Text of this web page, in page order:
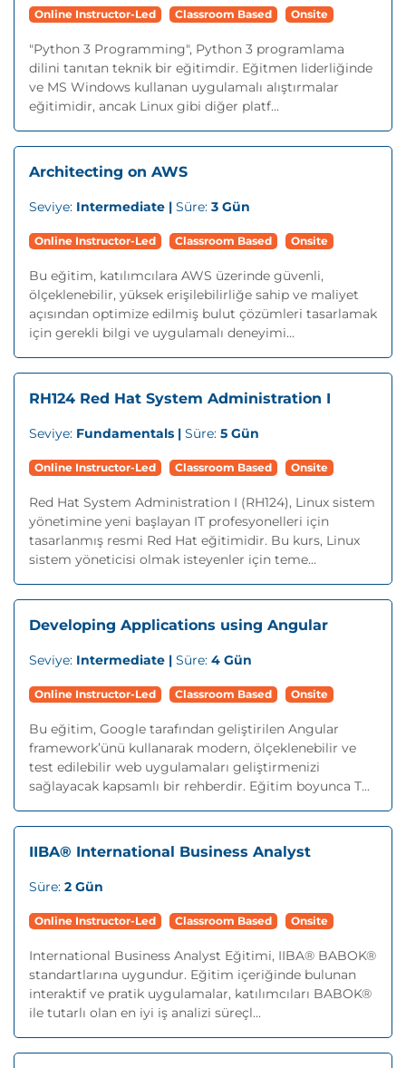
Online Instructor-Led Classroom Based Onsite
"Python 3 Programming", Python 3 programlama
dilini tanıtan teknik bir eğitimdir. Eğitmen liderliğinde
ve MS Windows kullanan uygulamalı alıştırmalar
eğitimidir, ancak Linux gibi diğer platf...
Architecting on AWS
Seviye: Intermediate | Süre: 3 Gün
Online Instructor-Led Classroom Based Onsite
Bu eğitim, katılımcılara AWS üzerinde güvenli,
ölçeklenebilir, yüksek erişilebilirliğe sahip ve maliyet
açısından optimize edilmiş bulut çözümleri tasarlamak
için gerekli bilgi ve uygulamalı deneyimi...
RH124 Red Hat System Administration I
Seviye: Fundamentals | Süre: 5 Gün
Online Instructor-Led Classroom Based Onsite
Red Hat System Administration I (RH124), Linux sistem
yönetimine yeni başlayan IT profesyonelleri için
tasarlanmış resmi Red Hat eğitimidir. Bu kurs, Linux
sistem yöneticisi olmak isteyenler için teme...
Developing Applications using Angular
Seviye: Intermediate | Süre: 4 Gün
Online Instructor-Led Classroom Based Onsite
Bu eğitim, Google tarafından geliştirilen Angular
framework’ünü kullanarak modern, ölçeklenebilir ve
test edilebilir web uygulamaları geliştirmenizi
sağlayacak kapsamlı bir rehberdir. Eğitim boyunca T...
IIBA® International Business Analyst
Süre: 2 Gün
Online Instructor-Led Classroom Based Onsite
International Business Analyst Eğitimi, IIBA® BABOK®
standartlarına uygundur. Eğitim içeriğinde bulunan
interaktif ve pratik uygulamalar, katılımcıları BABOK®
ile tutarlı olan en iyi iş analizi süreçl...